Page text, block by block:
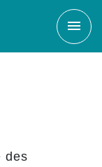
menu
des